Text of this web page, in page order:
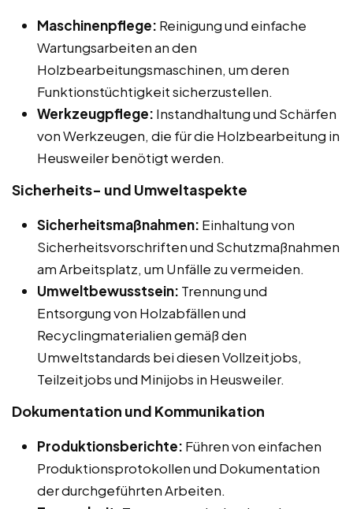
Maschinenpflege: Reinigung und einfache
Wartungsarbeiten an den
Holzbearbeitungsmaschinen, um deren
Funktionstüchtigkeit sicherzustellen.
Werkzeugpflege: Instandhaltung und Schärfen
von Werkzeugen, die für die Holzbearbeitung in
Heusweiler benötigt werden.
Sicherheits- und Umweltaspekte
Sicherheitsmaßnahmen: Einhaltung von
Sicherheitsvorschriften und Schutzmaßnahmen
am Arbeitsplatz, um Unfälle zu vermeiden.
Umweltbewusstsein: Trennung und
Entsorgung von Holzabfällen und
Recyclingmaterialien gemäß den
Umweltstandards bei diesen Vollzeitjobs,
Teilzeitjobs und Minijobs in Heusweiler.
Dokumentation und Kommunikation
Produktionsberichte: Führen von einfachen
Produktionsprotokollen und Dokumentation
der durchgeführten Arbeiten.